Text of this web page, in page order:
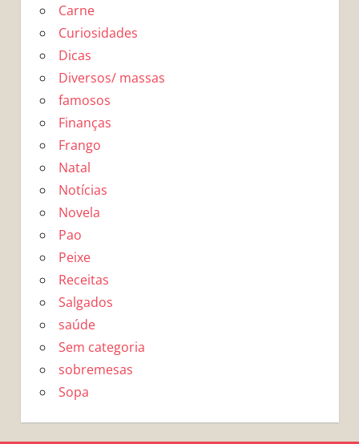
Carne
Curiosidades
Dicas
Diversos/ massas
famosos
Finanças
Frango
Natal
Notícias
Novela
Pao
Peixe
Receitas
Salgados
saúde
Sem categoria
sobremesas
Sopa